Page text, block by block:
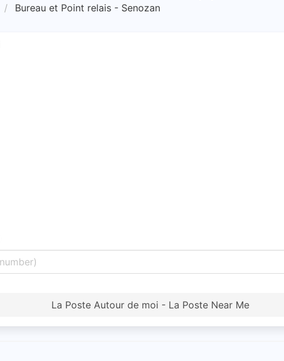
Bureau et Point relais - Senozan
La Poste Autour de moi - La Poste Near Me